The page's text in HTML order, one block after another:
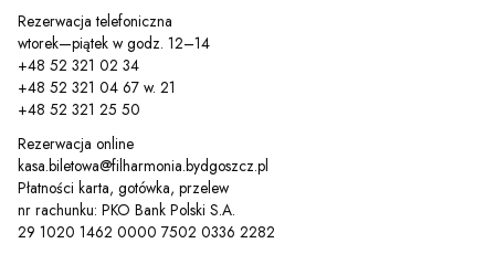
Rezerwacja telefoniczna
wtorek—piątek w godz. 12–14
+48 52 321 02 34
+48 52 321 04 67 w. 21
+48 52 321 25 50
Rezerwacja online
kasa.biletowa@filharmonia.bydgoszcz.pl
Płatności karta, gotówka, przelew
nr rachunku: PKO Bank Polski S.A.
29 1020 1462 0000 7502 0336 2282